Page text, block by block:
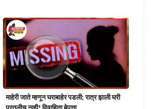
माहेरी जाते म्हणून घराबाहेर पडली; रात्र झाली घरी
परतलीच नाही! विवाहिता बेपत्ता…